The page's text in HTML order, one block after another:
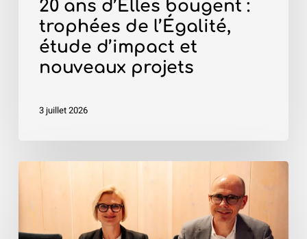
nouveaux
projets
20 ans d’Elles bougent :
trophées de l’Égalité,
étude d’impact et
nouveaux projets
3 juillet 2026
Encourager
vocations
féminines